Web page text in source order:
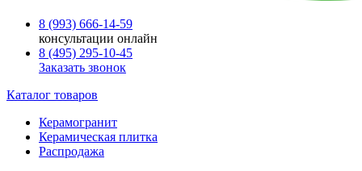
8 (993) 666-14-59
консультации онлайн
8 (495) 295-10-45
Заказать звонок
Каталог товаров
Керамогранит
Керамическая плитка
Распродажа